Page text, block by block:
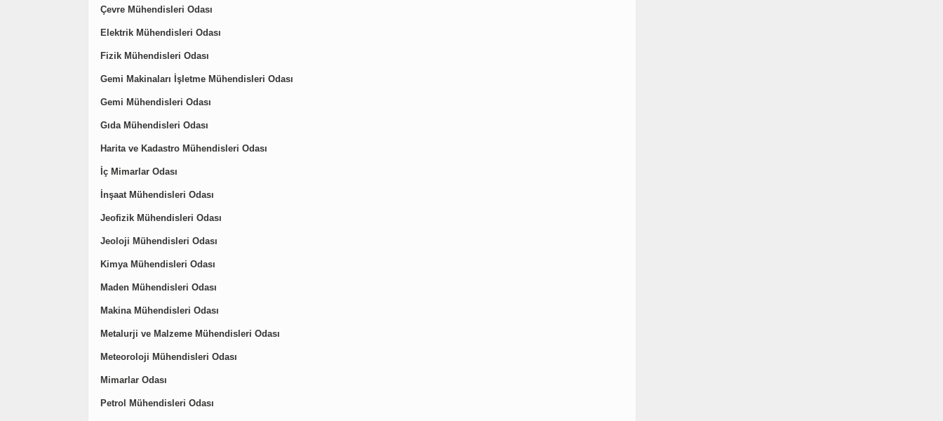
Çevre Mühendisleri Odası
Elektrik Mühendisleri Odası
Fizik Mühendisleri Odası
Gemi Makinaları İşletme Mühendisleri Odası
Gemi Mühendisleri Odası
Gıda Mühendisleri Odası
Harita ve Kadastro Mühendisleri Odası
İç Mimarlar Odası
İnşaat Mühendisleri Odası
Jeofizik Mühendisleri Odası
Jeoloji Mühendisleri Odası
Kimya Mühendisleri Odası
Maden Mühendisleri Odası
Makina Mühendisleri Odası
Metalurji ve Malzeme Mühendisleri Odası
Meteoroloji Mühendisleri Odası
Mimarlar Odası
Petrol Mühendisleri Odası